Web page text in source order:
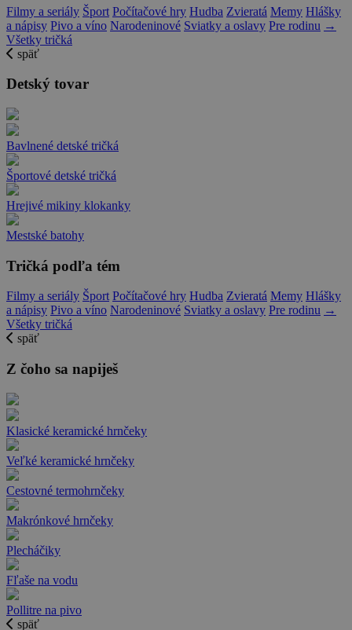
Filmy a seriály Šport Počítačové hry Hudba Zvieratá Memy Hlášky
a nápisy Pivo a víno Narodeninové Sviatky a oslavy Pre rodinu →
Všetky tričká
späť
Detský tovar
Bavlnené detské tričká
Športové detské tričká
Hrejivé mikiny klokanky
Mestské batohy
Tričká podľa tém
Filmy a seriály Šport Počítačové hry Hudba Zvieratá Memy Hlášky
a nápisy Pivo a víno Narodeninové Sviatky a oslavy Pre rodinu →
Všetky tričká
späť
Z čoho sa napiješ
Klasické keramické hrnčeky
Veľké keramické hrnčeky
Cestovné termohrnčeky
Makrónkové hrnčeky
Plecháčiky
Fľaše na vodu
Pollitre na pivo
späť